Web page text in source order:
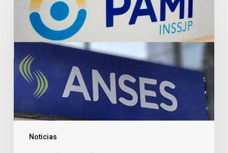
Noticias
viernes
llega
Bouwer
operativo
territorial
y